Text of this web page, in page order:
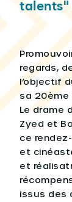
talents"
regards,
l’objectif
sa 20ème
Le drame
Zyed et
ce
et
et
issus des